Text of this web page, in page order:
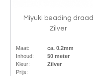
Miyuki beading draad
Zilver
Maat:
ca. 0.2mm
Inhoud:
50 meter
Kleur:
Zilver
Prijs: